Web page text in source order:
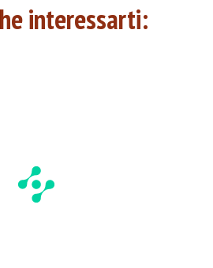
interessarti: